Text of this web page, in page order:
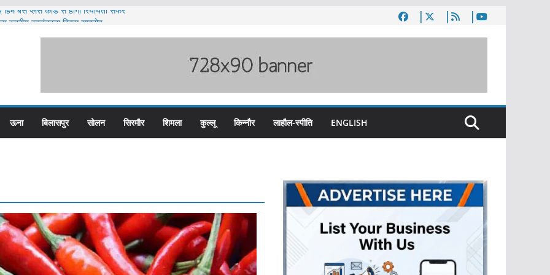
बस प्लस कार्ड से होगा रियायती सफर
के लिए आवेदन आमंत्रित
ऊना बिलासपुर सोलन सिरमौर शिमला कुल्लू किन्नौर लाहौल-स्पीति ENGLISH